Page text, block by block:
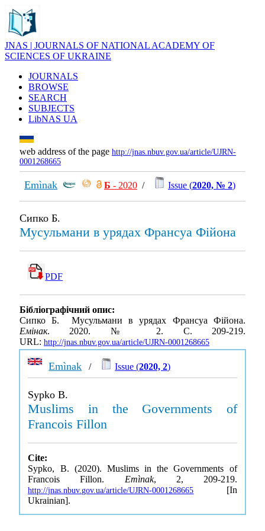
JNAS | JOURNALS OF NATIONAL ACADEMY OF
SCIENCES OF UKRAINE
JOURNALS
BROWSE
SEARCH
SUBJECTS
LibNAS UA
web address of the page http://jnas.nbuv.gov.ua/article/UJRN-
0001268665
Emìnak Б - 2020 / Issue (2020, № 2)
Сипко Б.
Мусульмани в урядах Франсуа Фійона
PDF
Бібліографічний опис:
Сипко Б. Мусульмани в урядах Франсуа Фійона.
Емінак. 2020. № 2. С. 209-219.
URL: http://jnas.nbuv.gov.ua/article/UJRN-0001268665
Emìnak / Issue (2020, 2)
Sypko B.
Muslims in the Governments of
Francois Fillon
Cite:
Sypko, B. (2020). Muslims in the Governments of
Francois Fillon. Emìnak, 2, 209-219.
http://jnas.nbuv.gov.ua/article/UJRN-0001268665 [In
Ukrainian].